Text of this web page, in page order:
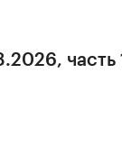
часть